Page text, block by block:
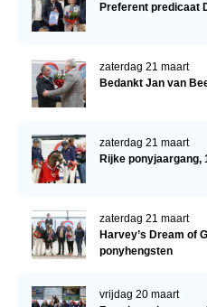
Preferent predicaat
zaterdag 21 maart
Bedankt Jan van
zaterdag 21 maart
Rijke ponyjaargang,
zaterdag 21 maart
Harvey’s Dream of
ponyhengsten
vrijdag 20 maart